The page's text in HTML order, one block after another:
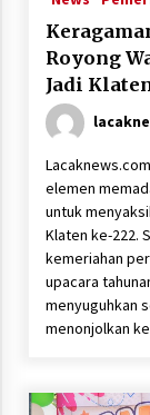
Royong
Jadi
elemen
untuk
Klaten ke-222.
kemeriahan
upacara
menyuguhkan
menonjolkan